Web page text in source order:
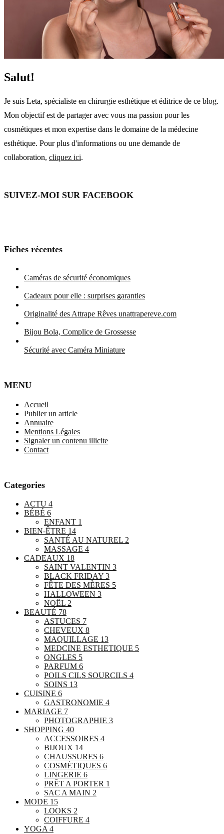
Salut!
Je suis Leta, spécialiste en chirurgie esthétique et éditrice de ce blog.
Mon objectif est de partager avec vous ma passion pour les
cosmétiques et mon expertise dans le domaine de la médecine
esthétique. Pour plus d'informations ou une demande de
collaboration, cliquez ici.
SUIVEZ-MOI SUR FACEBOOK
Fiches récentes
Caméras de sécurité économiques
Cadeaux pour elle : surprises garanties
Originalité des Attrape Rêves unattrapereve.com
Bijou Bola, Complice de Grossesse
Sécurité avec Caméra Miniature
MENU
Accueil
Publier un article
Annuaire
Mentions Légales
Signaler un contenu illicite
Contact
Categories
ACTU 4
BÉBÉ 6
ENFANT 1
BIEN-ÊTRE 14
SANTÉ AU NATUREL 2
MASSAGE 4
CADEAUX 18
SAINT VALENTIN 3
BLACK FRIDAY 3
FÊTE DES MÈRES 5
HALLOWEEN 3
NOËL 2
BEAUTÉ 78
ASTUCES 7
CHEVEUX 8
MAQUILLAGE 13
MEDCINE ESTHETIQUE 5
ONGLES 5
PARFUM 6
POILS CILS SOURCILS 4
SOINS 13
CUISINE 6
GASTRONOMIE 4
MARIAGE 7
PHOTOGRAPHIE 3
SHOPPING 40
ACCESSOIRES 4
BIJOUX 14
CHAUSSURES 6
COSMÉTIQUES 6
LINGERIE 6
PRÊT A PORTER 1
SAC A MAIN 2
MODE 15
LOOKS 2
COIFFURE 4
YOGA4